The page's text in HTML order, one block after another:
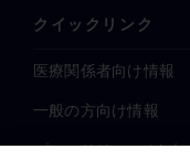
クイックリンク
医療関係者向け情報
一般の方向け情報
プレスリリース / お